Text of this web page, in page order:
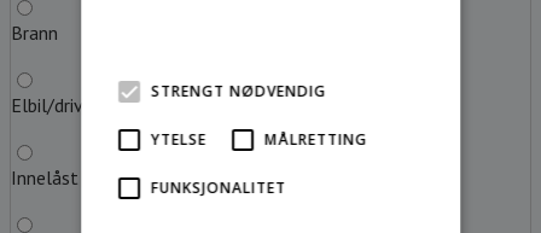
Brann
Elbil/drivstoff tom
Innelåst nøkkel
STRENGT NØDVENDIG
YTELSE MÅLRETTING
FUNKSJONALITET